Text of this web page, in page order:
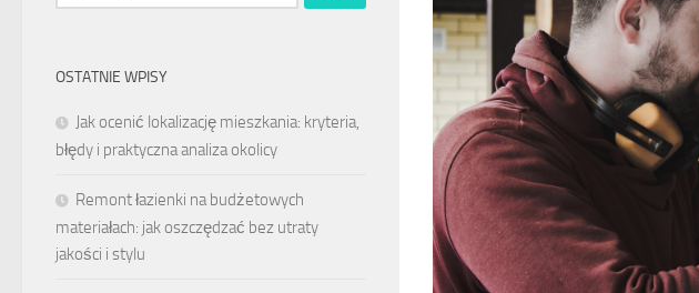
OSTATNIE WPISY
Jak ocenić lokalizację mieszkania: kryteria,
błędy i praktyczna analiza okolicy
Remont łazienki na budżetowych
materiałach: jak oszczędzać bez utraty
jakości i stylu